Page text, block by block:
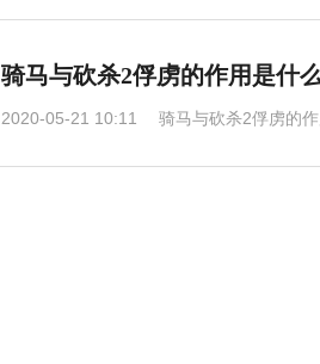
骑马与砍杀2俘虏的作用是什
2020-05-21 10:11 骑马与砍杀2俘虏的